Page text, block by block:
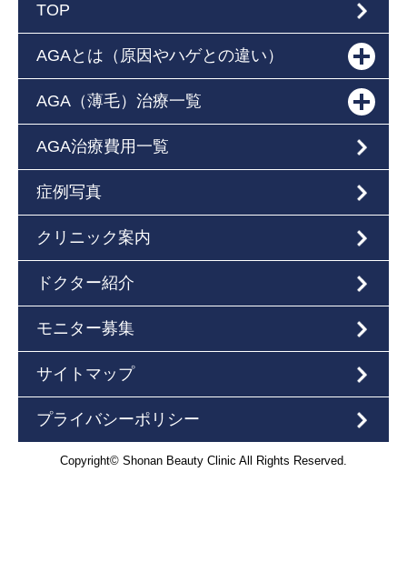
TOP
AGAとは（原因やハゲとの違い）
AGA（薄毛）治療一覧
AGA治療費用一覧
症例写真
クリニック案内
ドクター紹介
モニター募集
サイトマップ
プライバシーポリシー
Copyright© Shonan Beauty Clinic All Rights Reserved.